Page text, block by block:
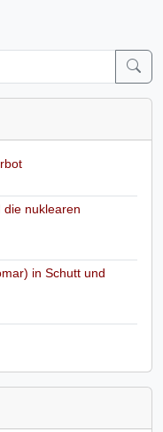
die nuklearen
in Schutt und